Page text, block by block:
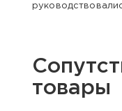
товары